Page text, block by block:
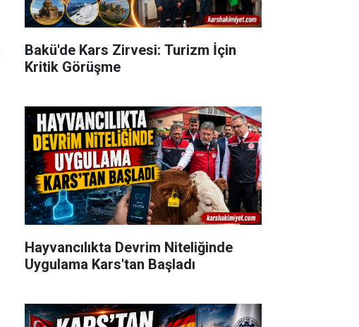
Bakü'de Kars Zirvesi: Turizm İçin
Kritik Görüşme
Hayvancılıkta Devrim Niteliğinde
Uygulama Kars'tan Başladı